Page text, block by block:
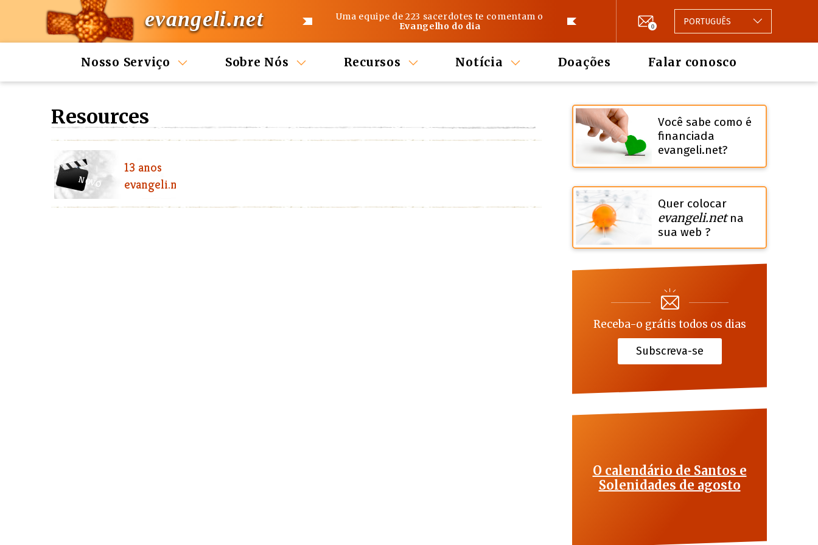
evangeli.net
Uma equipe de 223 sacerdotes te comentam o
Evangelho do dia
0 PORTUGUÊS
Nosso Serviço Sobre Nós Recursos Notícia Doações Falar conosco
Resources
NOVO
13 anos
evangeli.net
Você sabe como é
financiada
evangeli.net?
Quer colocar
evangeli.netna
sua web ?
Receba-o grátis todos os dias
Subscreva-se
O calendário de Santos e
Solenidades de agosto